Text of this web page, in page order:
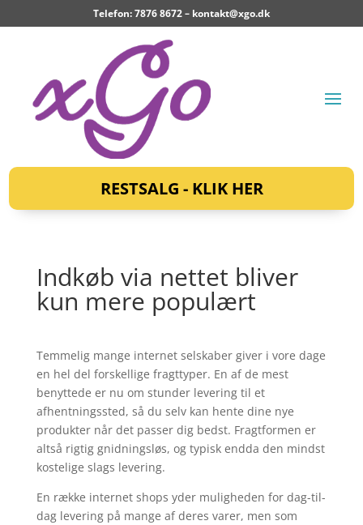
Telefon: 7876 8672 – kontakt@xgo.dk
RESTSALG - KLIK HER
Indkøb via nettet bliver
kun mere populært
Temmelig mange internet selskaber giver i vore dage
en hel del forskellige fragttyper. En af de mest
benyttede er nu om stunder levering til et
afhentningssted, så du selv kan hente dine nye
produkter når det passer dig bedst. Fragtformen er
altså rigtig gnidningsløs, og typisk endda den mindst
kostelige slags levering.
En række internet shops yder muligheden for dag-til-
dag levering på mange af deres varer, men som